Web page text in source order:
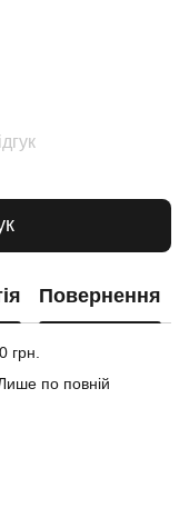
Повернення
грн.
по повній